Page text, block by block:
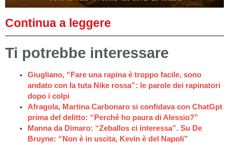
Continua a leggere
Ti potrebbe interessare
Giugliano, “Fare una rapina è troppo facile, sono
andato con la tuta Nike rossa”: le parole dei rapinatori
dopo i colpi
Afragola, Martina Carbonaro si confidava con ChatGpt
prima del delitto: “Perché ho paura di Alessio?”
Manna da Dimaro: “Zeballos ci interessa”. Su De
Bruyne: “Non è in uscita, Kevin è del Napoli”